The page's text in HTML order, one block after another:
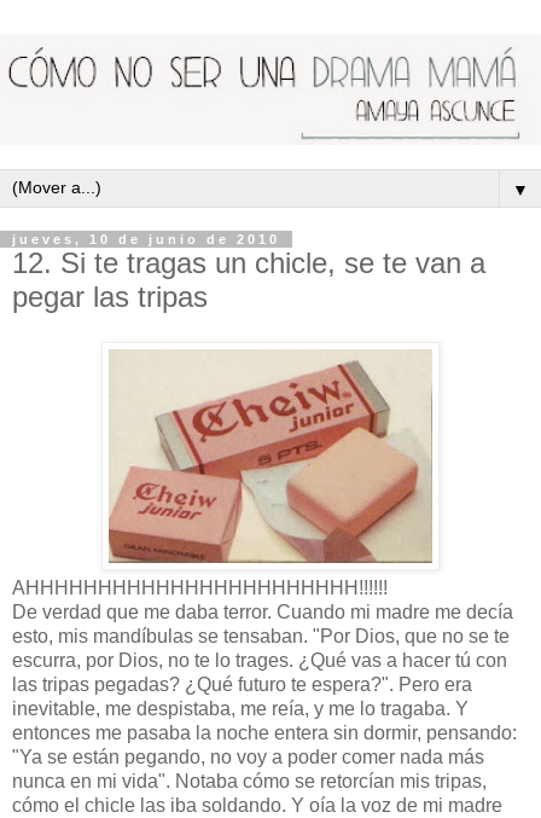
▼
jueves, 10 de junio de 2010
12. Si te tragas un chicle, se te van a
pegar las tripas
AHHHHHHHHHHHHHHHHHHHHHHH!!!!!!
De verdad que me daba terror. Cuando mi madre me decía
esto, mis mandíbulas se tensaban. "Por Dios, que no se te
escurra, por Dios, no te lo trages. ¿Qué vas a hacer tú con
las tripas pegadas? ¿Qué futuro te espera?". Pero era
inevitable, me despistaba, me reía, y me lo tragaba. Y
entonces me pasaba la noche entera sin dormir, pensando:
"Ya se están pegando, no voy a poder comer nada más
nunca en mi vida". Notaba cómo se retorcían mis tripas,
cómo el chicle las iba soldando. Y oía la voz de mi madre